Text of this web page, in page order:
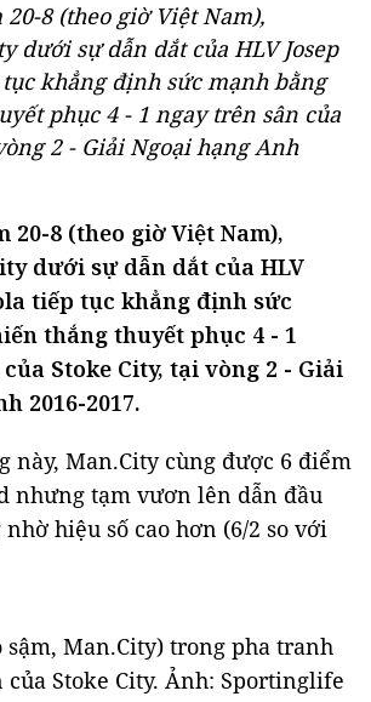
20-8 (theo giờ Việt Nam),
dưới sự dẫn dắt của HLV Josep
khẳng định sức mạnh bằng
phục 4 - 1 ngay trên sân của
2 - Giải Ngoại hạng Anh
20-8 (theo giờ Việt Nam),
dưới sự dẫn dắt của HLV
tiếp tục khẳng định sức
thắng thuyết phục 4 - 1
Stoke City, tại vòng 2 - Giải
2016-2017.
này, Man.City cùng được 6 điểm
nhưng tạm vươn lên dẫn đầu
hiệu số cao hơn (6/2 so với
sậm, Man.City) trong pha tranh
Stoke City. Ảnh: Sportinglife